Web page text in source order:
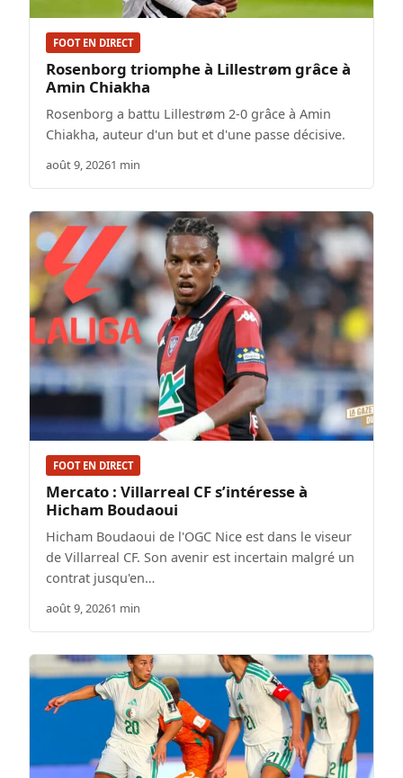
FOOT EN DIRECT
Rosenborg triomphe à Lillestrøm grâce à
Amin Chiakha
Rosenborg a battu Lillestrøm 2-0 grâce à Amin
Chiakha, auteur d'un but et d'une passe décisive.
août 9, 20261 min
FOOT EN DIRECT
Mercato : Villarreal CF s’intéresse à
Hicham Boudaoui
Hicham Boudaoui de l'OGC Nice est dans le viseur
de Villarreal CF. Son avenir est incertain malgré un
contrat jusqu'en…
août 9, 20261 min